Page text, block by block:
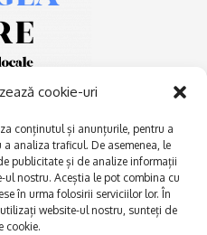
cookie-uri
conținutul și anunțurile, pentru a
analiza traficul. De asemenea, le
publicitate și de analize informații
nostru. Aceștia le pot combina cu
în urma folosirii serviciilor lor. În
website-ul nostru, sunteți de
cookie.
Afaceri și meșteșuguri
Actualitate